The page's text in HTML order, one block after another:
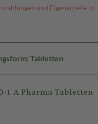
und Eigenanteile in
Tabletten
A Pharma Tabletten